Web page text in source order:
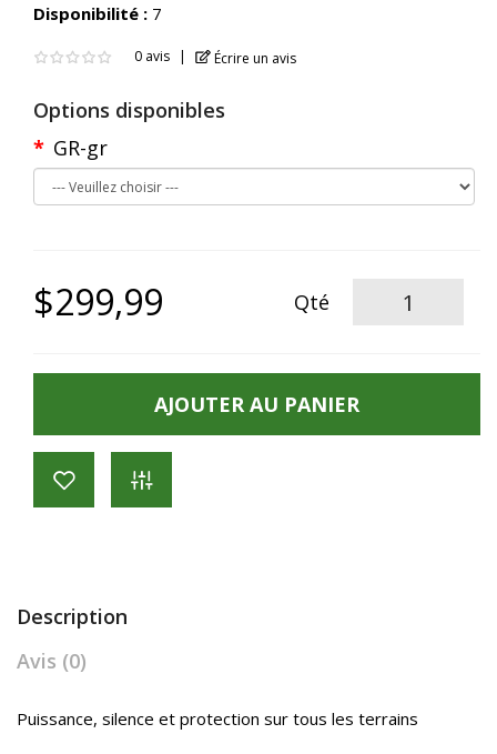
Disponibilité : 7
0 avis Écrire un avis
Options disponibles
GR-gr
$299,99 Qté
AJOUTER AU PANIER
Description
Avis (0)
Puissance, silence et protection sur tous les terrains